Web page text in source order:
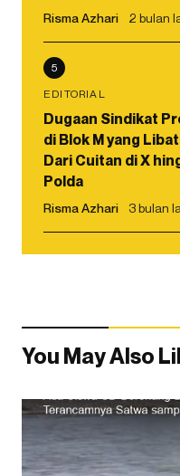
Risma Azhari 2 bulan
5
EDITORIAL
Dugaan Sindikat
di Blok M yang
Dari Cuitan di X
Polda
Risma Azhari 3 bulan
You May Also